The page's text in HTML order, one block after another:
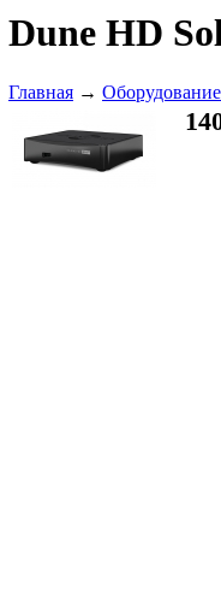
Dune HD
Главная → Оборудование